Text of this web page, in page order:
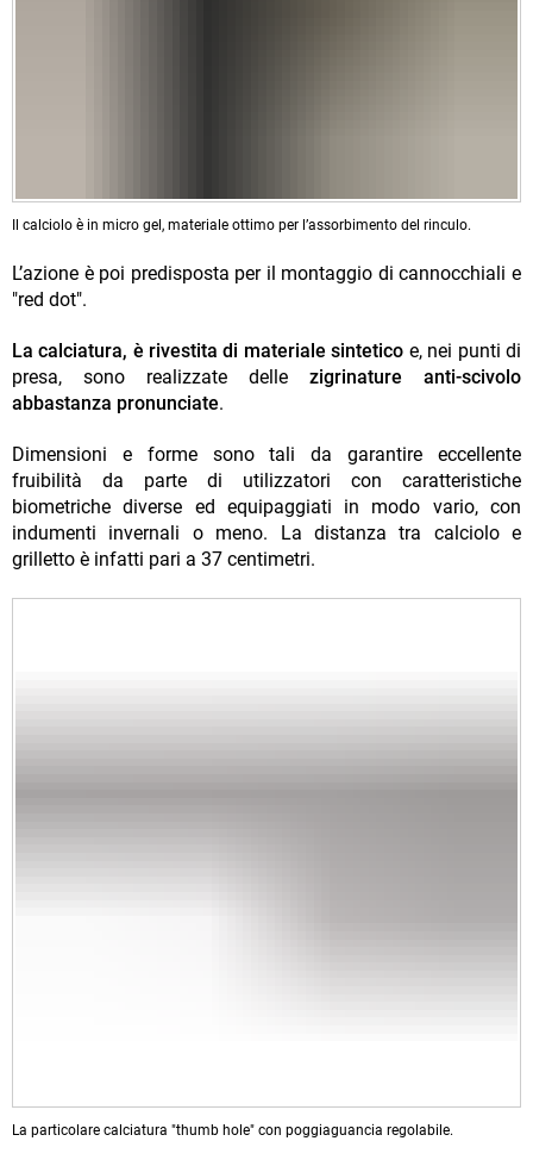
Il calciolo è in micro gel, materiale ottimo per l’assorbimento del rinculo.
L’azione è poi predisposta per il montaggio di cannocchiali e
"red dot".
La calciatura, è rivestita di materiale sintetico e, nei punti di
presa, sono realizzate delle zigrinature anti-scivolo
abbastanza pronunciate.
Dimensioni e forme sono tali da garantire eccellente
fruibilità da parte di utilizzatori con caratteristiche
biometriche diverse ed equipaggiati in modo vario, con
indumenti invernali o meno. La distanza tra calciolo e
grilletto è infatti pari a 37 centimetri.
La particolare calciatura "thumb hole" con poggiaguancia regolabile.